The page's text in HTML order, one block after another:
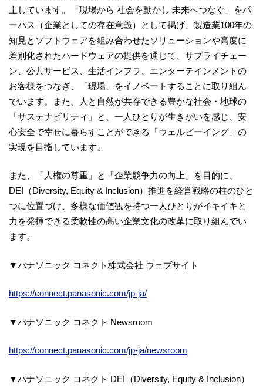
上しています。「現場から 社会を動かし 未来へつなぐ」をパ
ーパス（企業としての存在意義）として掲げ、製造業100年の
知見とソフトウェアを組み合わせたソリューションや高度に
差別化されたハードウェアの提供を通じて、サプライチェー
ン、公共サービス、生活インフラ、エンターテインメントの
お客様をつなぎ、「現場」をイノベートすることに取り組ん
でいます。また、人と自然が共存できる豊かな社会・地球の
「サステナビリティ」と、一人ひとりが生きがいを感じ、安
心安全で幸せに暮らすことができる「ウェルビーイング」の
実現を目指しています。
また、「人権の尊重」と「企業競争力の向上」を目的に、
DEI（Diversity, Equity & Inclusion）推進を経営戦略の柱のひと
つに位置づけ、多様な価値観を持つ一人ひとりがイキイキと
力を発揮できる柔軟性の高い企業文化の改革に取り組んでい
ます。
▼パナソニック コネクト株式会社 ウェブサイト
https://connect.panasonic.com/jp-ja/
▼パナソニック コネクト Newsroom
https://connect.panasonic.com/jp-ja/newsroom
▼パナソニック コネクト DEI（Diversity, Equity & Inclusion）